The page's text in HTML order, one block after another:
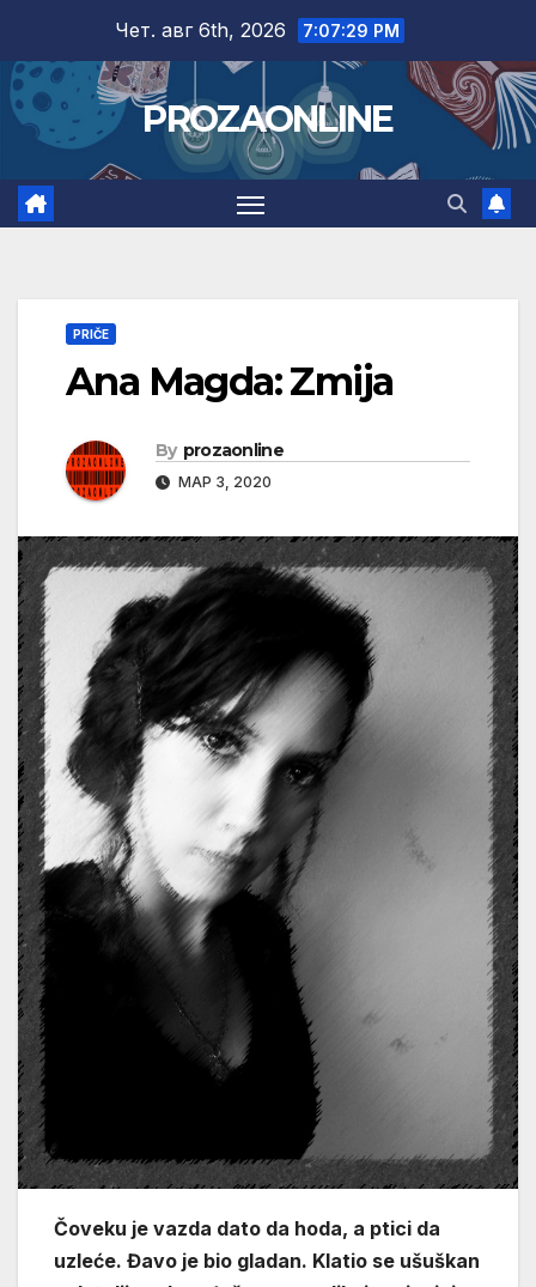
content
Чет. авг 6th, 2026 7:07:30 PM
PROZAONLINE
PRIČE
Ana Magda: Zmija
By prozaonline
МАР 3, 2020
Čoveku je vazda dato da hoda, a ptici da
uzleće. Đavo je bio gladan. Klatio se ušuškan